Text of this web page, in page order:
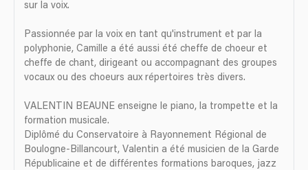
sur la voix.
Passionnée par la voix en tant qu'instrument et par la
polyphonie, Camille a été aussi été cheffe de choeur et
cheffe de chant, dirigeant ou accompagnant des groupes
vocaux ou des choeurs aux répertoires très divers.
VALENTIN BEAUNE enseigne le piano, la trompette et la
formation musicale.
Diplômé du Conservatoire à Rayonnement Régional de
Boulogne-Billancourt, Valentin a été musicien de la Garde
Républicaine et de différentes formations baroques, jazz